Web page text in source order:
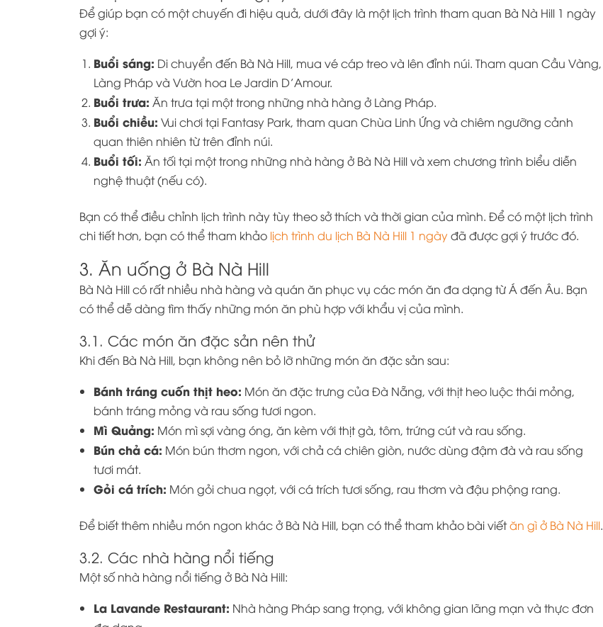
Để giúp bạn có một chuyến đi hiệu quả, dưới đây là một lịch trình tham quan Bà Nà Hill 1 ngày
gợi ý:
Buổi sáng: Di chuyển đến Bà Nà Hill, mua vé cáp treo và lên đỉnh núi. Tham quan Cầu Vàng,
Làng Pháp và Vườn hoa Le Jardin D’Amour.
Buổi trưa: Ăn trưa tại một trong những nhà hàng ở Làng Pháp.
Buổi chiều: Vui chơi tại Fantasy Park, tham quan Chùa Linh Ứng và chiêm ngưỡng cảnh
quan thiên nhiên từ trên đỉnh núi.
Buổi tối: Ăn tối tại một trong những nhà hàng ở Bà Nà Hill và xem chương trình biểu diễn
nghệ thuật (nếu có).
Bạn có thể điều chỉnh lịch trình này tùy theo sở thích và thời gian của mình. Để có một lịch trình
chi tiết hơn, bạn có thể tham khảo lịch trình du lịch Bà Nà Hill 1 ngàyđã được gợi ý trước đó.
3. Ăn uống ở Bà Nà Hill
Bà Nà Hill có rất nhiều nhà hàng và quán ăn phục vụ các món ăn đa dạng từ Á đến Âu. Bạn
có thể dễ dàng tìm thấy những món ăn phù hợp với khẩu vị của mình.
3.1. Các món ăn đặc sản nên thử
Khi đến Bà Nà Hill, bạn không nên bỏ lỡ những món ăn đặc sản sau:
Bánh tráng cuốn thịt heo: Món ăn đặc trưng của Đà Nẵng, với thịt heo luộc thái mỏng,
bánh tráng mỏng và rau sống tươi ngon.
Mì Quảng: Món mì sợi vàng óng, ăn kèm với thịt gà, tôm, trứng cút và rau sống.
Bún chả cá: Món bún thơm ngon, với chả cá chiên giòn, nước dùng đậm đà và rau sống
tươi mát.
Gỏi cá trích: Món gỏi chua ngọt, với cá trích tươi sống, rau thơm và đậu phộng rang.
Để biết thêm nhiều món ngon khác ở Bà Nà Hill, bạn có thể tham khảo bài viếtăn gì ở Bà Nà Hill.
3.2. Các nhà hàng nổi tiếng
Một số nhà hàng nổi tiếng ở Bà Nà Hill:
La Lavande Restaurant: Nhà hàng Pháp sang trọng, với không gian lãng mạn và thực đơn